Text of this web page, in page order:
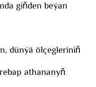
giňden beýan
dünýä ölçegleriniň
athananyň